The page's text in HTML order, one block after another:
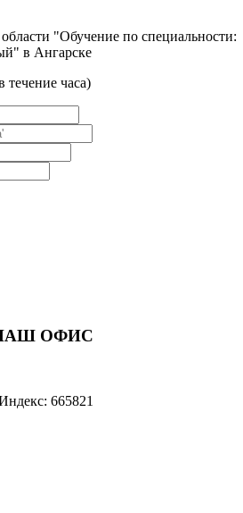
"Обучение по специальности:
в Ангарске
течение часа)
ОФИС
665821